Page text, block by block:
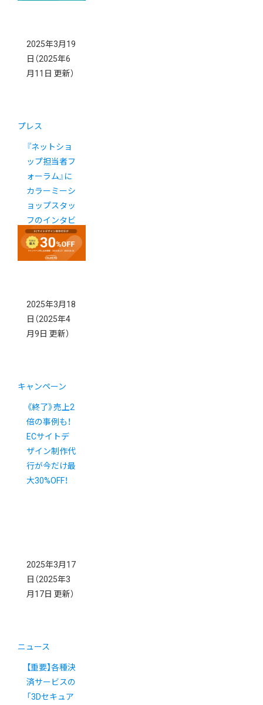
2025年3月19
日 （2025年6
月11日 更新）
プレス
『ネットショ
ップ担当者フ
ォーラム』に
カラーミーシ
ョップスタッ
フのインタビ
ュー記事が掲
載されました
2025年3月18
日 （2025年4
月9日 更新）
キャンペーン
《終了》売上2
倍の事例も！
ECサイトデ
ザイン制作代
行が今だけ最
大30%OFF！
2025年3月17
日 （2025年3
月17日 更新）
ニュース
【重要】各種決
済サービスの
「3Dセキュア